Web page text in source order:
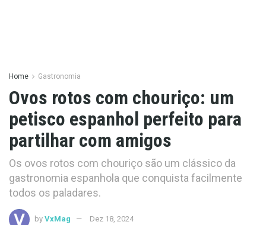
Home Gastronomia
Ovos rotos com chouriço: um
petisco espanhol perfeito para
partilhar com amigos
Os ovos rotos com chouriço são um clássico da
gastronomia espanhola que conquista facilmente
todos os paladares.
by VxMag Dez 18, 2024